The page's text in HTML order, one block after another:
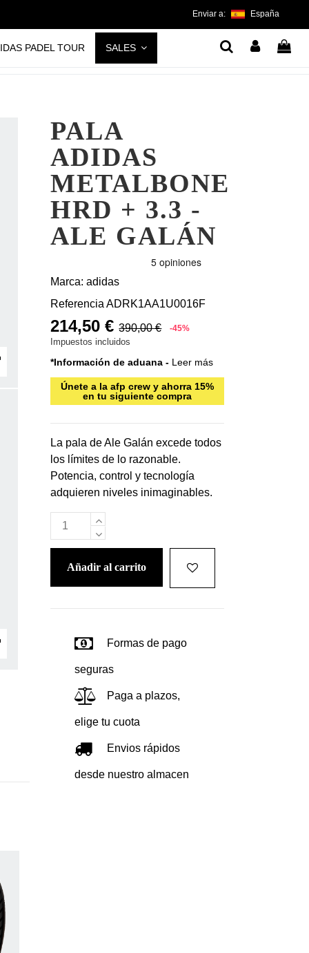
Enviar a: España
PADEL TOUR SALES
PALA
ADIDAS
METALBONE
HRD + 3.3 -
ALE GALÁN
Marca: adidas
Referencia ADRK1AA1U0016F
214,50 € 390,00 € -45%
Impuestos incluidos
*Información de aduana - Leer más
Únete a la afp crew y ahorra 15%
en tu siguiente compra
La pala de Ale Galán excede todos
los límites de lo razonable.
Potencia, control y tecnología
adquieren niveles inimaginables.
añadir al carrito
Formas de pago
seguras
Paga a plazos,
elige tu cuota
Envios rápidos
desde nuestro almacen